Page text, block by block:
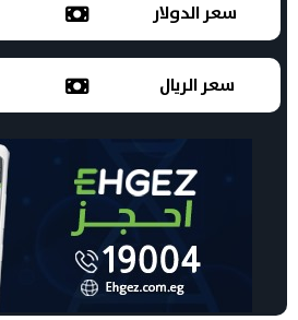
سعر الدولار
سعر الريال